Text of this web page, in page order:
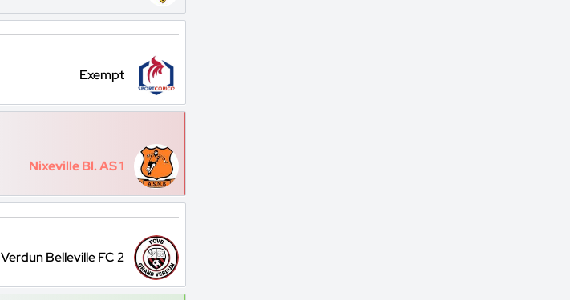
Exempt
Nixeville Bl. AS 1
Verdun Belleville FC 2